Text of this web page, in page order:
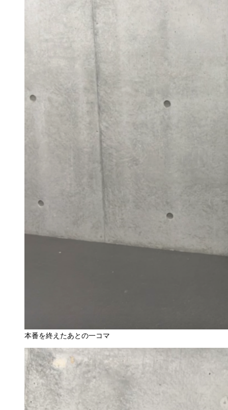
本番を終えたあとの一コマ